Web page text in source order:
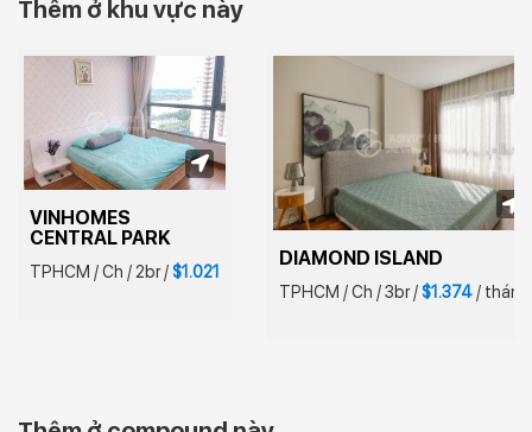
Thêm ở khu vực này
VINHOMES
CENTRAL PARK
TPHCM /Ch / 2br/$1.021
DIAMOND ISLAND
TPHCM /Ch /3br/$1.374/ tháng